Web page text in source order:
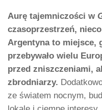
Aurę tajemniczości w
czasoprzestrzeń,
Argentyna to miejsce,
przebywało wielu
przed zniszczeniami,
zbrodniarzy.
ze światem nocnym,